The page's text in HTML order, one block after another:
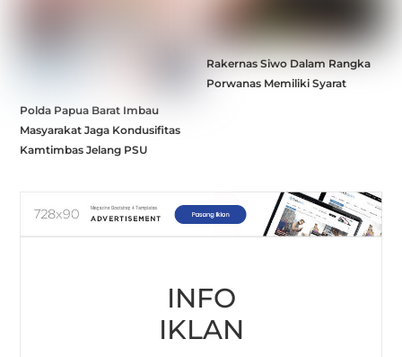
Polda Papua Barat Imbau
Masyarakat Jaga Kondusifitas
Kamtimbas Jelang PSU
Rakernas Siwo Dalam Rangka
Porwanas Memiliki Syarat
INFO
IKLAN